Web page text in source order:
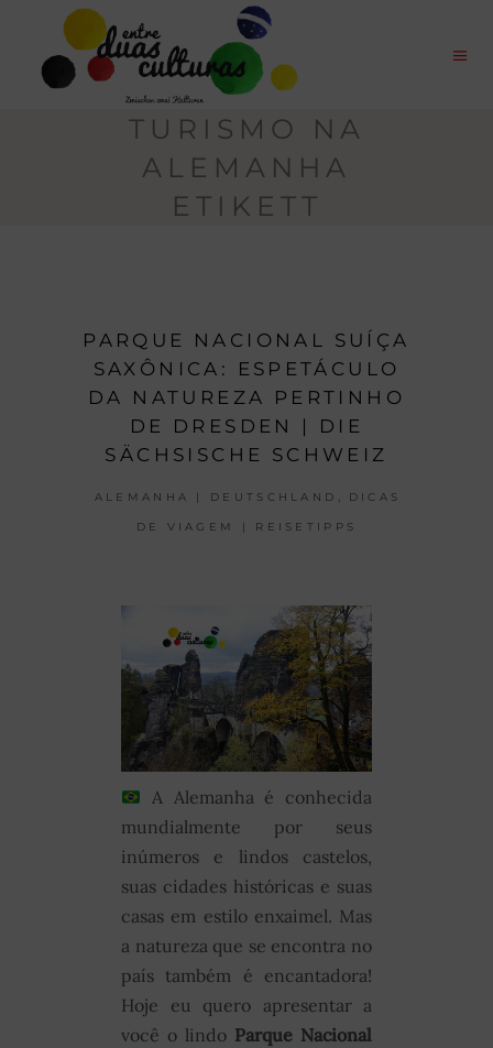
TURISMO NA
ALEMANHA
ETIKETT
PARQUE NACIONAL SUÍÇA
SAXÔNICA: ESPETÁCULO
DA NATUREZA PERTINHO
DE DRESDEN | DIE
SÄCHSISCHE SCHWEIZ
ALEMANHA | DEUTSCHLAND DICAS
DE VIAGEM | REISETIPPS
A Alemanha é conhecida
mundialmente por seus
inúmeros e lindos castelos,
suas cidades históricas e suas
casas em estilo enxaimel. Mas
a natureza que se encontra no
país também é encantadora!
Hoje eu quero apresentar a
você o lindo Parque Nacional